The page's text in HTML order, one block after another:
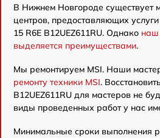
В Нижнем Новгороде существует
центров, предоставляющих
15 R6E B12UEZ611RU. Однако наш
выделяется преимуществами.
Мы ремонтируем MSI. Наши
ремонту техники MSI.
B12UEZ611RU для мастеров не
виды проведенных работ у нас
Минимальные сроки выполнения